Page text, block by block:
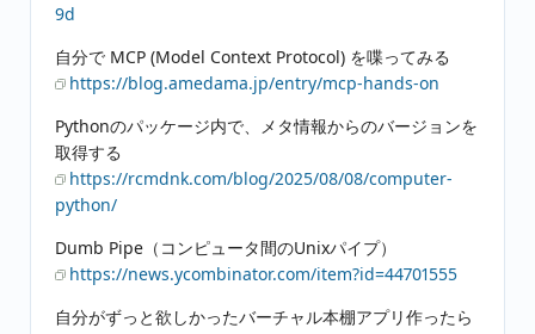
9d
自分で MCP (Model Context Protocol) を喋ってみる
https://blog.amedama.jp/entry/mcp-hands-on
Pythonのパッケージ内で、メタ情報からのバージョンを
取得する
https://rcmdnk.com/blog/2025/08/08/computer-
python/
Dumb Pipe（コンピュータ間のUnixパイプ）
https://news.ycombinator.com/item?id=44701555
自分がずっと欲しかったバーチャル本棚アプリ作ったら